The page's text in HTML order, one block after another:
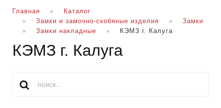
Главная
Каталог
Замки и замочно-скобяные изделия
Замки
Замки накладные
КЭМЗ г. Калуга
КЭМЗ г. Калуга